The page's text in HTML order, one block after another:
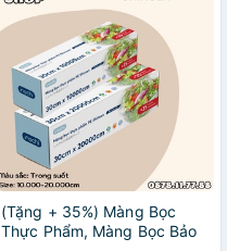
(Tặng + 35%) Màng Bọc
Thực Phẩm, Màng Bọc Bảo